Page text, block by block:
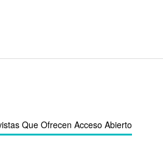
Que Ofrecen Acceso Abierto